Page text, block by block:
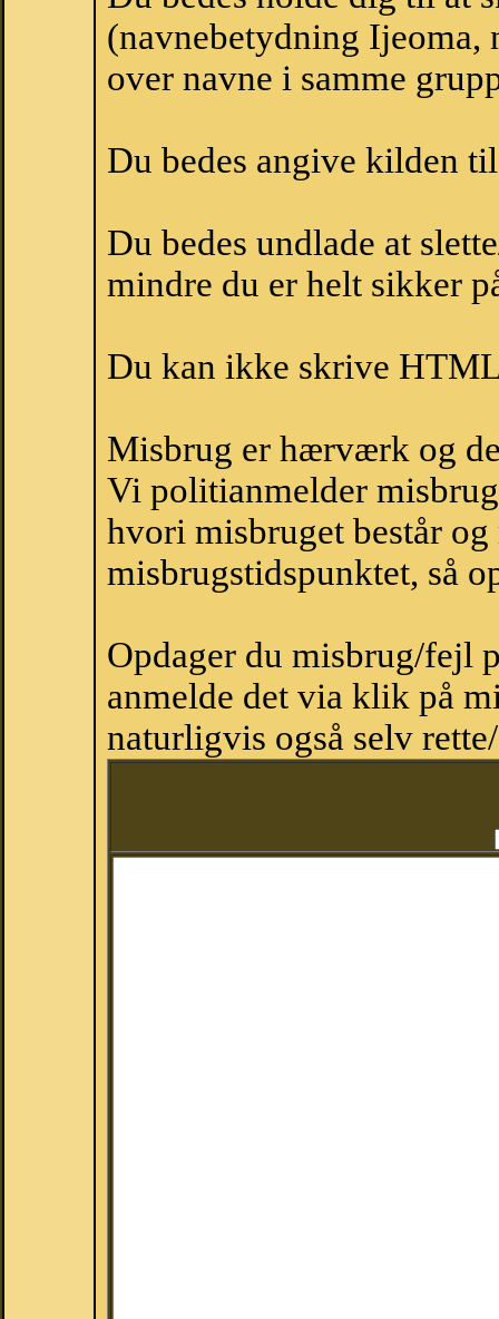
(navnebetydning Ijeoma,
over navne i samme
Du bedes angive kilden
Du bedes undlade at
mindre du er helt sikker
Du kan ikke skrive
Misbrug er hærværk og
Vi politianmelder
hvori misbruget består
misbrugstidspunktet, så
Opdager du misbrug/fejl
anmelde det via klik på
naturligvis også selv